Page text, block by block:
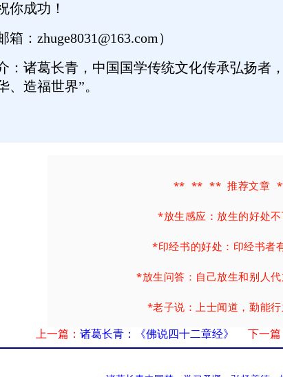
你成功！
箱：zhuge8031@163.com）
：诸葛长青，中国国学传统文化传承弘扬者
、造福世界”。
** ** ** 推荐文章
*放生感应：放生的好处不
*印经书的好处：印经书者
*放生问答：自己放生和别人
*老子说：上士闻道，勤能行
*命运秘密：心好命也好, 富
上一篇： 诸葛长青：《佛说四十二章经》 下一篇